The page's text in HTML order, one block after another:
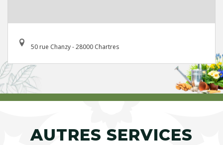
50 rue Chanzy - 28000 Chartres
AUTRES SERVICES